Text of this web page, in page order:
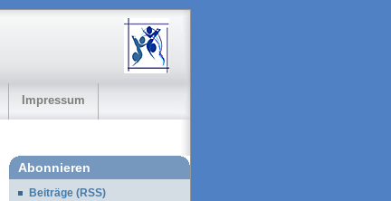
Impressum
Abonnieren
Beiträge (RSS)